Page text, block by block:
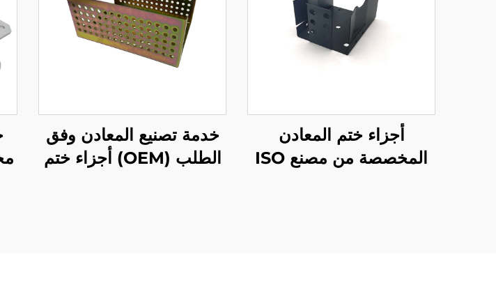
أجزاء ختم المعادن
المخصصة من مصنع ISO
خدمة تصنيع المعادن وفق
الطلب (OEM) أجزاء ختم